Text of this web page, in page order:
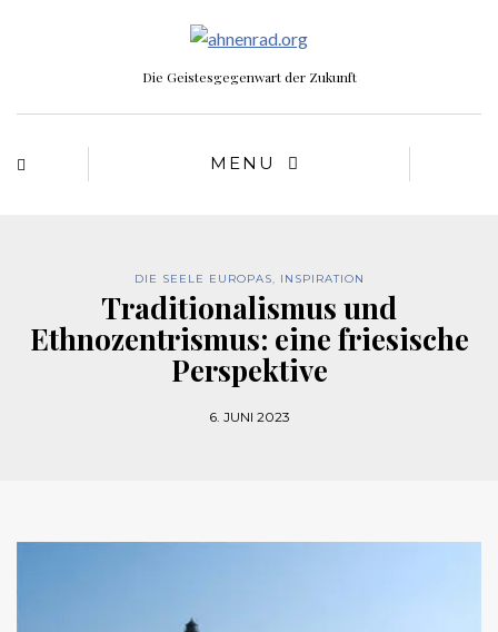
Die Geistesgegenwart der Zukunft
MENU
DIE SEELE EUROPAS, INSPIRATION
Traditionalismus und
Ethnozentrismus: eine friesische
Perspektive
6. JUNI 2023